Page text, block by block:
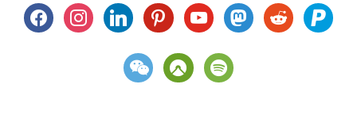
facebookinstagramlinkedinpinterestyoutubemastodon
reddit paypal
weixin komootspotify